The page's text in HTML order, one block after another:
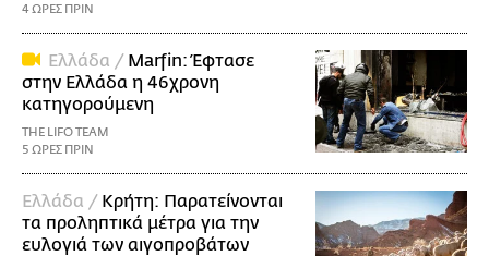
4 ΩΡΕΣ ΠΡΙΝ
Ελλάδα / Marfin: Έφτασε
στην Ελλάδα η 46χρονη
κατηγορούμενη
THE LIFO TEAM
5 ΩΡΕΣ ΠΡΙΝ
Ελλάδα / Κρήτη: Παρατείνονται
τα προληπτικά μέτρα για την
ευλογιά των αιγοπροβάτων